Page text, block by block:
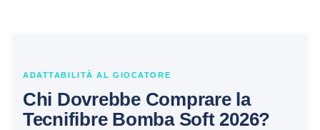
ADATTABILITÀ AL GIOCATORE
Chi Dovrebbe Comprare la
Tecnifibre Bomba Soft 2026?